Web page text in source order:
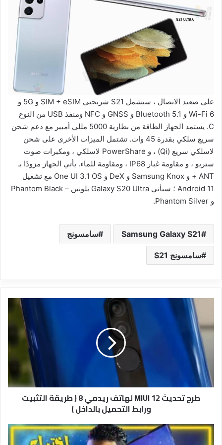
على صعيد الاتصال ، سيشمل S21 شريحتي SIM + eSIM و 5G و
Wi-Fi 6 و Bluetooth 5.1 و GNSS و NFC ومنفذ USB من النوع
C. يستمد الجهاز الطاقة من بطارية 5000 مللي أمبير مع دعم شحن
سريع سلكي بقدرة 45 وات. تشتمل الميزات الأخرى على شحن
لاسلكي سريع (Qi) ، و PowerShare لاسلكي ، ومكبرات صوت
ستريو ، و مقاومة غبار IP68 ، ومقاومة للماء. يأتي الجهاز مزودًا بـ
ANT + و Samsung Knox و DeX و One UI 3.1 OS مع تشغيل
Android 11 ؛ سيأتي Galaxy S20 Ultra بلونين – Phantom Black
و Phantom Silver.
Samsung Galaxy S21 سامسونج
سامسونج S21
تحديث
MIUI
لهاتف
ريدمي
طريقة
التثبيت
بالداخل
طرح تحديث MIUI 12 لهاتف ريدمي 8 ( طريقة التثبيت
ورابط التحميل بالداخل )
براءة